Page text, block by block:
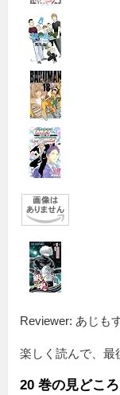
Reviewer: あじも
楽しく読んで、最
20 巻の見どころ